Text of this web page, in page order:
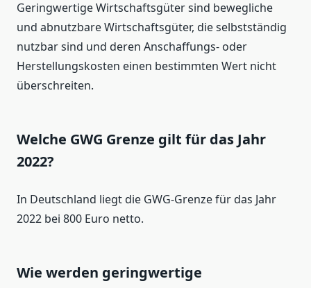
Geringwertige Wirtschaftsgüter sind bewegliche
und abnutzbare Wirtschaftsgüter, die selbstständig
nutzbar sind und deren Anschaffungs- oder
Herstellungskosten einen bestimmten Wert nicht
überschreiten.
Welche GWG Grenze gilt für das Jahr
2022?
In Deutschland liegt die GWG-Grenze für das Jahr
2022 bei 800 Euro netto.
Wie werden geringwertige